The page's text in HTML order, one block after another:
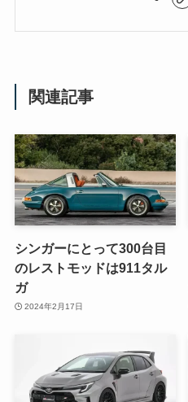
関連記事
シンガーにとって300台目
のレストモッドは911タル
ガ
2024年2月17日